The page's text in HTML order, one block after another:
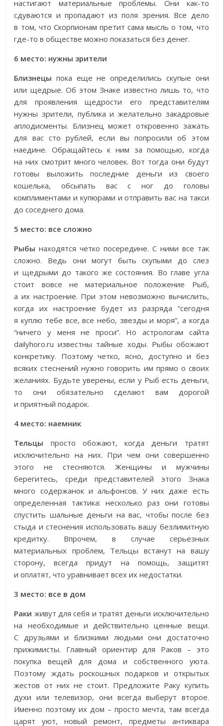
настигают материальные проблемы. Они как-то
сдуваются и пропадают из поля зрения. Все дело
в том, что Скорпионам претит сама мысль о том, что
где-то в обществе можно показаться без денег.
6 место: нужны зрители
Близнецыпока еще не определились скупые они
или щедрые. Об этом Знаке известно лишь то, что
для проявления щедрости его представителям
нужны зрители, публика и желательно закадровые
аплодисменты. Близнец может откровенно зажать
для вас сто рублей, если вы попросили об этом
наедине. Обращайтесь к ним за помощью, когда
на них смотрит много человек. Вот тогда они будут
готовы выложить последние деньги из своего
кошелька, обсыпать вас с ног до головы
комплиментами и купюрами и отправить вас на такси
до соседнего дома.
5 место: все сложно
Рыбынаходятся четко посередине. С ними все так
сложно. Ведь они могут быть скупыми до слез
и щедрыми до такого же состояния. Во главе угла
стоит вовсе не материальное положение Рыб,
а их настроение. При этом невозможно вычислить,
когда их настроение будет из разряда “сегодня
я куплю тебе все, все небо, звезды и моря”, а когда
“ничего у меня не проси”. Но астрологам сайта
dailyhoro.ru известны тайные ходы. Рыбы обожают
конкретику. Поэтому четко, ясно, доступно и без
всяких стеснений нужно говорить им прямо о своих
желаниях. Будьте уверены, если у Рыб есть деньги,
то они обязательно сделают вам дорогой
и приятный подарок.
4 место: наемник
Тельцы просто обожают, когда деньги тратят
исключительно на них. При чем они совершенно
этого не стесняются. Женщины и мужчины
берегитесь, среди представителей этого Знака
много содержанок и альфонсов. У них даже есть
определенная тактика: несколько раз они готовы
спустить шальные деньги на вас, чтобы после без
стыда и стеснения использовать вашу безлимитную
кредитку. Впрочем, в случае серьезных
материальных проблем, Тельцы встанут на вашу
сторону, всегда придут на помощь, защитят
и оплатят, что уравнивает всех их недостатки.
3 место: все в дом
Раки живут для себя и тратят деньги исключительно
на необходимые и действительно ценные вещи.
С друзьями и близкими людьми они достаточно
прижимисты. Главный ориентир для Раков – это
покупка вещей для дома и собственного уюта.
Поэтому ждать роскошных подарков и открытых
жестов от них не стоит. Предложите Раку купить
духи или телевизор, они всегда выберут второе.
Именно поэтому их дом – просто мечта, там всегда
царят уют, новый ремонт, предметы антиквара